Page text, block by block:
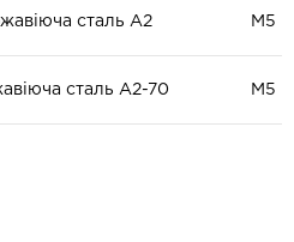
сталь А2 М5
сталь A2-70 М5